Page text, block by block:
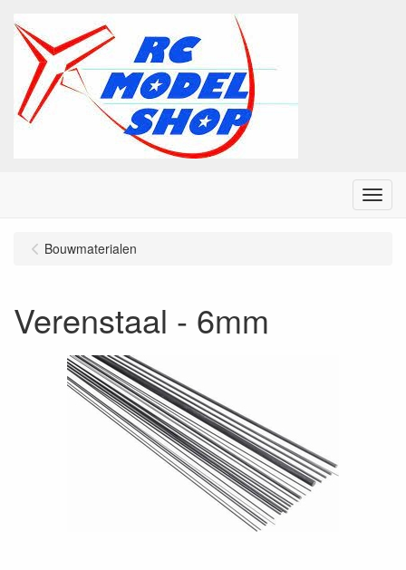
Menu
Bouwmaterialen
Verenstaal - 6mm